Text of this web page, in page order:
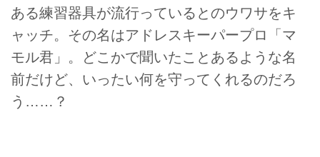
ある練習器具が流行っているとのウワサをキ
ャッチ。その名はアドレスキーパープロ「マ
モル君」。どこかで聞いたことあるような名
前だけど、いったい何を守ってくれるのだろ
う……？